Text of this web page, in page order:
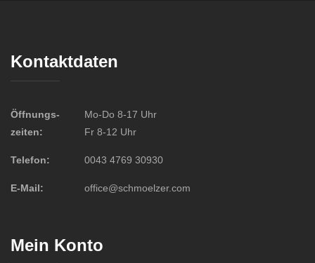
Kontaktdaten
Öffnungs-
zeiten:
Mo-Do 8-17 Uhr
Fr 8-12 Uhr
Telefon: 0043 4769 30930
E-Mail: office@schmoelzer.com
Mein Konto